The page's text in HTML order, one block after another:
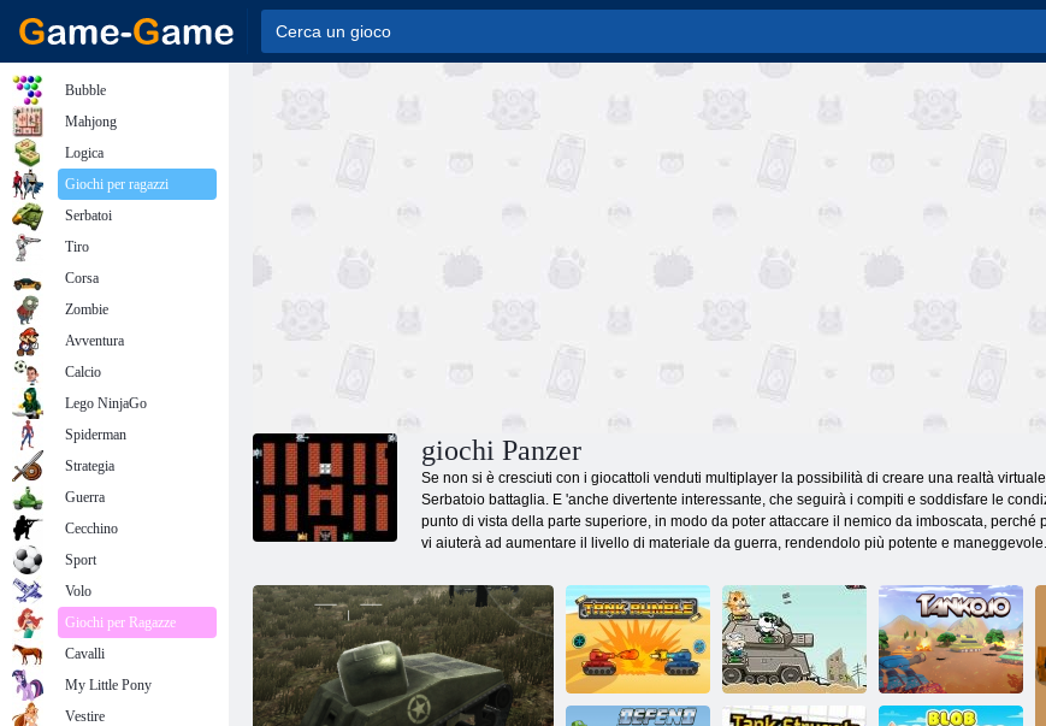
giochi Panzer
Se non si è cresciuti con i giocattoli venduti multiplayer la possibilità di creare una realtà
Serbatoio battaglia. E 'anche divertente interessante, che seguirà i compiti e soddisfare le
punto di vista della parte superiore, in modo da poter attaccare il nemico da imboscata,
vi aiuterà ad aumentare il livello di materiale da guerra, rendendolo più potente e maneggevole.
Bubble
Mahjong
Logica
Giochi per ragazzi
Serbatoi
Tiro
Corsa
Zombie
Avventura
Calcio
Lego NinjaGo
Spiderman
Strategia
Guerra
Cecchino
Sport
Volo
Giochi per Ragazze
Cavalli
My Little Pony
Vestire